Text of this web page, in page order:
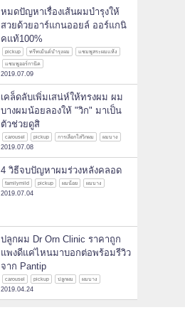
หมดปัญหาเรื่องเส้นผมบำรุงให้
สวยด้วยอาร์แกนออยล์ ออร์แกนิ
คแท้100%
pickup ทรีทเม้นต์บำรุงผม
แชมพูสระผมแห้ง
แชมพูออร์กานิค
2019.07.09
เคล็ดลับเพิ่มเสน่ห์ให้ทรงผม ผม
บางผมน้อยลองให้ "วิก" มาเป็น
ตัวช่วยดูสิ
carousel pickup การเลือกใส่วิกผม ผมบาง
2019.07.08
4 วิธีจบปัญหาผมร่วงหลังคลอด
familymild pickup ผมน้อย ผมบาง
2019.07.04
ปลูกผม Dr Orn Clinic ราคาถูก
แพงดีแค่ไหนมาบอกต่อพร้อมรีวิว
จาก Pantip
carousel pickup ปลูกผม ผมบาง
2019.04.24